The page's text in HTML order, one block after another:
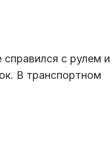
с рулем и
В транспортном